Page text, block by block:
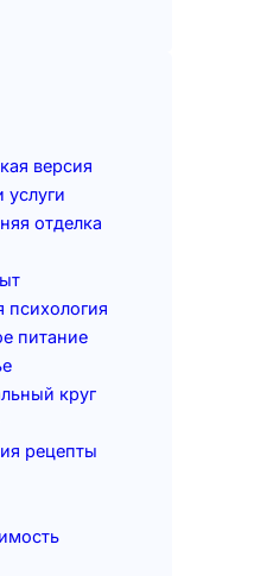
версия
услуги
отделка
психология
питание
круг
рецепты